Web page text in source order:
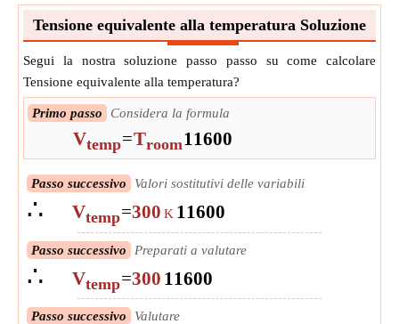
Tensione equivalente alla temperatura Soluzione
Segui la nostra soluzione passo passo su come calcolare
Tensione equivalente alla temperatura?
Primo passo Considera la formula
Vtemp=Troom11600
Passo successivo Valori sostitutivi delle variabili
∴ Vtemp=300 K 11600
Passo successivo Preparati a valutare
∴ Vtemp=300 11600
Passo successivo Valutare